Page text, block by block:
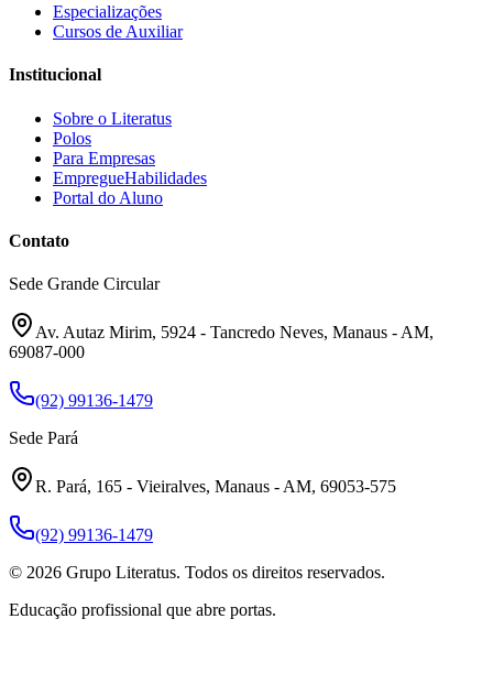
Especializações
Cursos de Auxiliar
Institucional
Sobre o Literatus
Polos
Para Empresas
EmpregueHabilidades
Portal do Aluno
Contato
Sede Grande Circular
Av. Autaz Mirim, 5924 - Tancredo Neves, Manaus - AM,
69087-000
(92) 99136-1479
Sede Pará
R. Pará, 165 - Vieiralves, Manaus - AM, 69053-575
(92) 99136-1479
© 2026 Grupo Literatus. Todos os direitos reservados.
Educação profissional que abre portas.